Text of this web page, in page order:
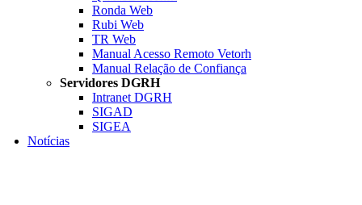
Ronda Web
Rubi Web
TR Web
Manual Acesso Remoto Vetorh
Manual Relação de Confiança
Servidores DGRH
Intranet DGRH
SIGAD
SIGEA
Notícias